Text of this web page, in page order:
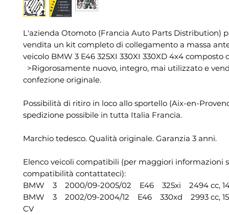
L'azienda Otomoto (Francia Auto Parts Distribution)
vendita un kit completo di collegamento a massa
veicolo BMW 3 E46 325XI 330XI 330XD 4x4 composto
>Rigorosamente nuovo, integro, mai utilizzato e
confezione originale.
Possibilità di ritiro in loco allo sportello (Aix-en-
spedizione possibile in tutta Italia Francia.
Marchio tedesco. Qualità originale. Garanzia 3 anni.
Elenco veicoli compatibili (per maggiori informazioni
compatibilità contattateci):
BMW 3 2000/09-2005/02 E46 325xi 2494 cc, 141
BMW 3 2002/09-2004/12 E46 330xd 2993 cc,
CV